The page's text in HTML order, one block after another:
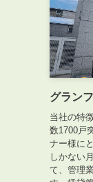
会社概
企業理
スタッ
グラン
当社の特
数1700戸
ナー様に
しかない
て、管理